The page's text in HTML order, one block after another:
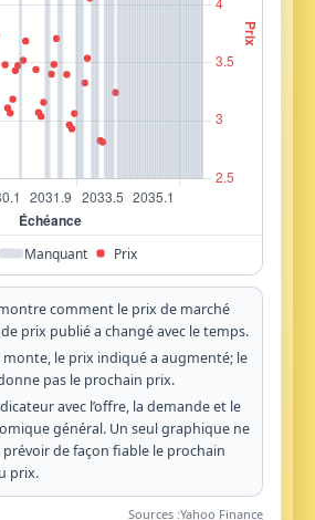
Manquant Prix
comment le prix de marché
prix publié a changé avec le temps.
le prix indiqué a augmenté; le
pas le prochain prix.
avec l’offre, la demande et le
général. Un seul graphique ne
de façon fiable le prochain
prix.
Sources :Yahoo Finance